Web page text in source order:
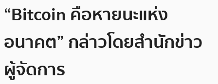
“Bitcoin คือหายนะแห่ง
อนาคต” กล่าวโดยสำนักข่าว
ผู้จัดการ